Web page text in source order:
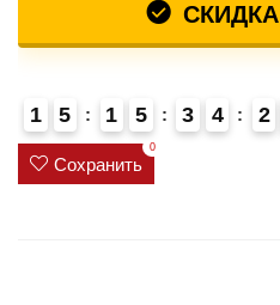
СКИДКА
1
4
5 1 5 3 4 2
Сохранить
0